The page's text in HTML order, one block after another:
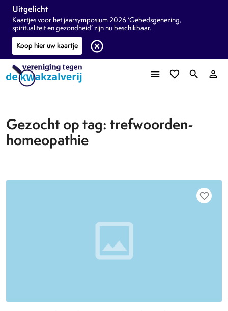
Uitgelicht
Kaartjes voor het jaarsymposium 2026 ‘Gebedsgenezing,
spiritualiteit en gezondheid’ zijn nu beschikbaar.
Koop hier uw kaartje
highlight_off
menu favorite_border search person_outline
Gezocht op tag: trefwoorden-
homeopathie
favorite_border